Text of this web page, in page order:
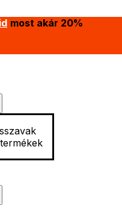
most akár 20%